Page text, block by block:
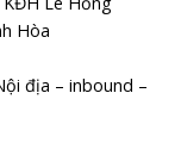
Hòa
địa – inbound –